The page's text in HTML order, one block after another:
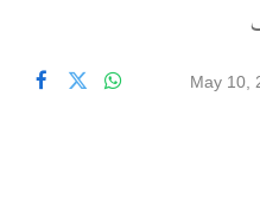
May 10,